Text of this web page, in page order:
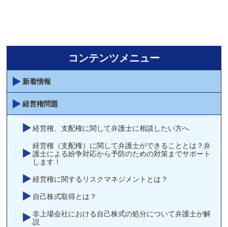
コンテンツメニュー
新着情報
経営権問題
経営権、支配権に関して弁護士に相談したい方へ
経営権（支配権）に関して弁護士ができることとは？弁
護士による紛争対応から予防のための対策までサポート
します！
経営権に関するリスクマネジメントとは？
自己株式取得とは？
非上場会社における自己株式の処分について弁護士が解
説